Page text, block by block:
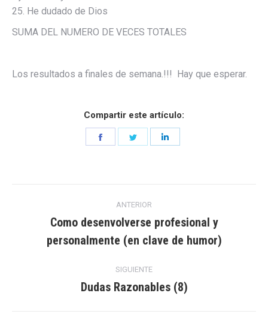
25. He dudado de Dios
SUMA DEL NUMERO DE VECES TOTALES
Los resultados a finales de semana.!!! Hay que esperar.
Compartir este artículo:
Share
entre
entradas
ANTERIOR
Entrada
anterior:
Como desenvolverse profesional y
personalmente (en clave de humor)
SIGUIENTE
Entrada
Dudas Razonables (8)